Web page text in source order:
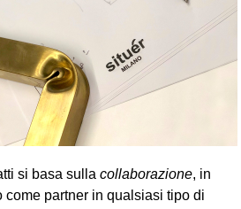
si basa sulla collaborazione, in
come partner in qualsiasi tipo di